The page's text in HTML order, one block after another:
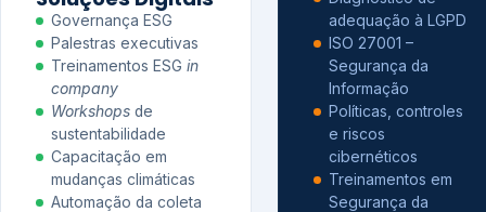
Governança ESG
Palestras executivas
Treinamentos ESG in
company
Workshops de
sustentabilidade
Capacitação em
mudanças climáticas
Automação da coleta
adequação à LGPD
ISO 27001 –
Segurança da
Informação
Políticas, controles
e riscos
cibernéticos
Treinamentos em
Segurança da